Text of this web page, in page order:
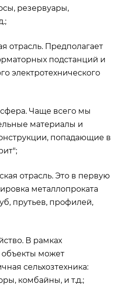
резервуары,
Предполагает
подстанций и
электротехнического
Чаще всего мы
материалы и
попадающие в
отрасль. Это в первую
металлопроката
прутьев, профилей,
В рамках
объекты может
сельхозтехника:
комбайны, и т.д.;